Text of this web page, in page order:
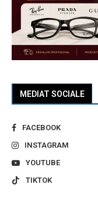
MEDIAT SOCIALE
FACEBOOK
INSTAGRAM
YOUTUBE
TIKTOK